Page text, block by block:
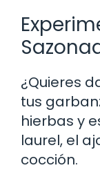
¿Quieres
tus
hierbas y
laurel, el
cocción.